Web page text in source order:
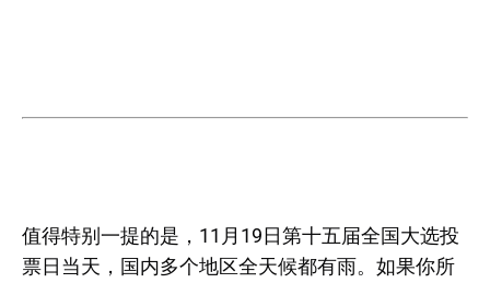
值得特别一提的是，11月19日第十五届全国大选投
票日当天，国内多个地区全天候都有雨。如果你所